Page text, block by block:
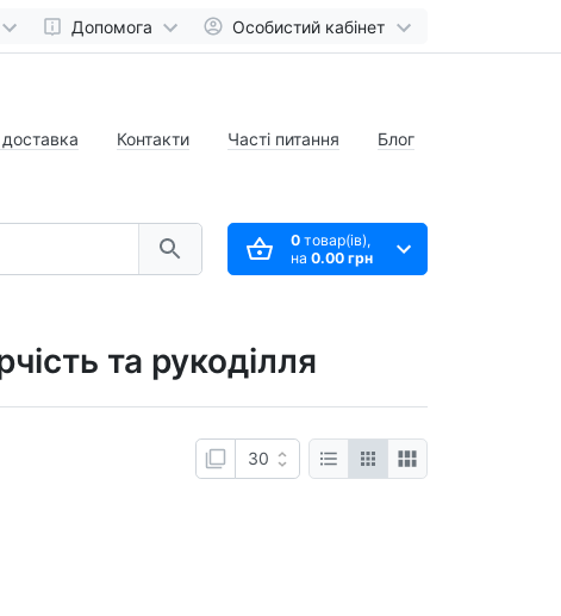
Допомога Особистий кабінет
доставка Контакти Часті питання Блог
0товар(ів),
на 0.00 грн
та рукоділля